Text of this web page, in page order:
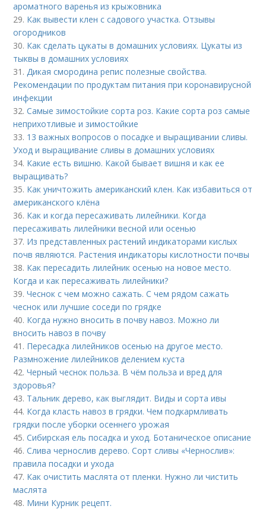
ароматного варенья из крыжовника
29. Как вывести клен с садового участка. Отзывы
огородников
30. Как сделать цукаты в домашних условиях. Цукаты из
тыквы в домашних условиях
31. Дикая смородина репис полезные свойства.
Рекомендации по продуктам питания при коронавирусной
инфекции
32.Самые зимостойкие сорта роз. Какие сорта роз самые
неприхотливые и зимостойкие
33. 13 важных вопросов о посадке и выращивании сливы.
Уход и выращивание сливы в домашних условиях
34. Какие есть вишню. Какой бывает вишня и как ее
выращивать?
35. Как уничтожить американский клен. Как избавиться от
американского клёна
36. Как и когда пересаживать лилейники. Когда
пересаживать лилейники весной или осенью
37. Из представленных растений индикаторами кислых
почв являются. Растения индикаторы кислотности почвы
38. Как пересадить лилейник осенью на новое место.
Когда и как пересаживать лилейники?
39.Чеснок с чем можно сажать. С чем рядом сажать
чеснок или лучшие соседи по грядке
40. Когда нужно вносить в почву навоз. Можно ли
вносить навоз в почву
41. Пересадка лилейников осенью на другое место.
Размножение лилейников делением куста
42.Черный чеснок польза. В чём польза и вред для
здоровья?
43. Тальник дерево, как выглядит. Виды и сорта ивы
44. Когда класть навоз в грядки. Чем подкармливать
грядки после уборки осеннего урожая
45.Сибирская ель посадка и уход. Ботаническое описание
46.Слива чернослив дерево. Сорт сливы «Чернослив»:
правила посадки и ухода
47. Как очистить маслята от пленки. Нужно ли чистить
маслята
48. Мини Курник рецепт.